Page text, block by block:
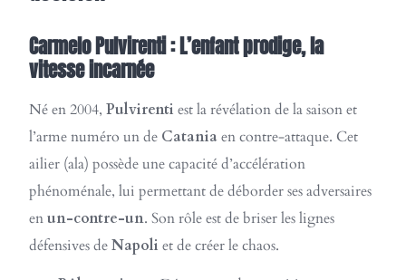
Carmelo Pulvirenti : L’enfant prodige, la
vitesse incarnée
Né en 2004, Pulvirenti est la révélation de la saison et
l’arme numéro un de Cataniaen contre-attaque. Cet
ailier (ala) possède une capacité d’accélération
phénoménale, lui permettant de déborder ses adversaires
enun-contre-un. Son rôle est de briser les lignes
défensives deNapoli et de créer le chaos.